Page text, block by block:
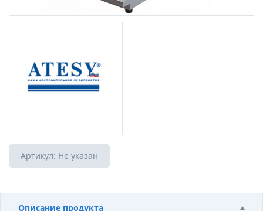
Артикул: Не указан
Описание продукта